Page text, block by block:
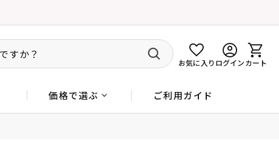
お気に入りログインカート
価格で選ぶ ご利用ガイド